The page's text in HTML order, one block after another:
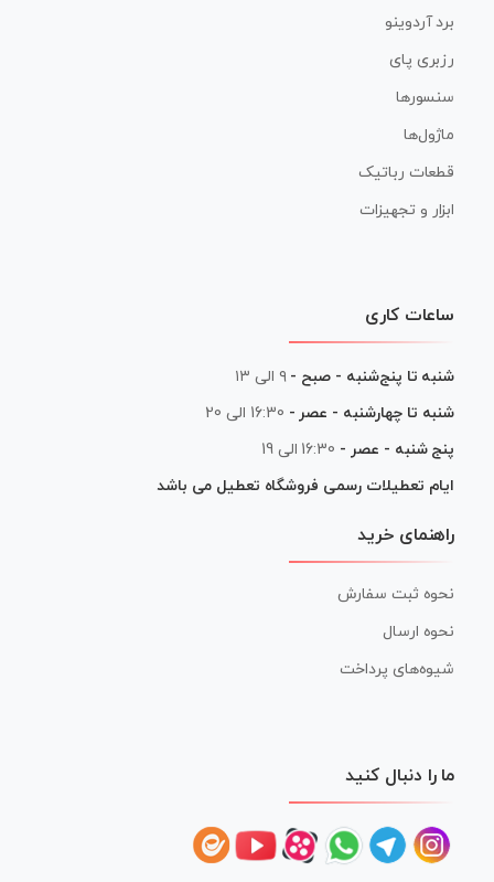
برد آردوینو
رزبری پای
سنسورها
ماژول‌ها
قطعات رباتیک
ابزار و تجهیزات
ساعات کاری
شنبه تا پنج‌شنبه - صبح - ۹ الی ۱۳
شنبه تا چهارشنبه - عصر - 16:30 الی 20
پنج شنبه - عصر - 16:30 الی 19
ایام تعطیلات رسمی فروشگاه تعطیل می باشد
راهنمای خرید
نحوه ثبت سفارش
نحوه ارسال
شیوه‌های پرداخت
ما را دنبال کنید